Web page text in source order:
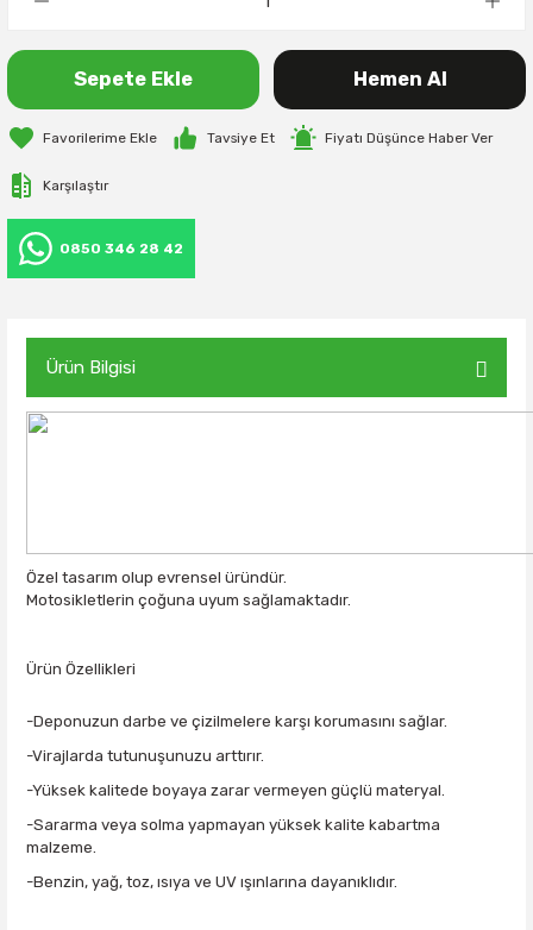
Sepete Ekle Hemen Al
Tavsiye Et Fiyatı Düşünce Haber Ver
Karşılaştır
0850 346 28 42
Ürün Bilgisi
Özel tasarım olup evrensel üründür.
Motosikletlerin çoğuna uyum sağlamaktadır.
Ürün Özellikleri
-Deponuzun darbe ve çizilmelere karşı korumasını sağlar.
-Virajlarda tutunuşunuzu arttırır.
-Yüksek kalitede boyaya zarar vermeyen güçlü materyal.
-Sararma veya solma yapmayan yüksek kalite kabartma
malzeme.
-Benzin, yağ, toz, ısıya ve UV ışınlarına dayanıklıdır.